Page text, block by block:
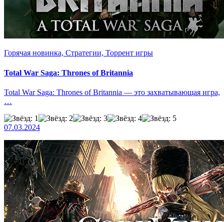
Горячая новинка, Стратегии, Торрент игры
Total War Saga: Thrones of Britannia
Total War Saga: Thrones of Britannia — это захватывающая игра,
…
07.03.2024